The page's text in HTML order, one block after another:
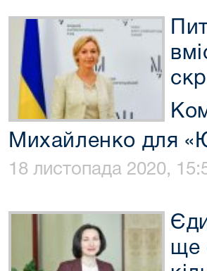
Михайленко для
18 листопада 2020,
ще